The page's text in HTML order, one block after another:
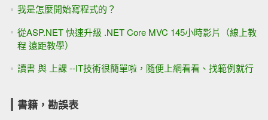
我是怎麼開始寫程式的？
從ASP.NET 快速升級 .NET Core MVC 145小時影片（線上教
程 遠距教學）
讀書 與 上課 --IT技術很簡單啦，隨便上網看看、找範例就行
書籍，勘誤表